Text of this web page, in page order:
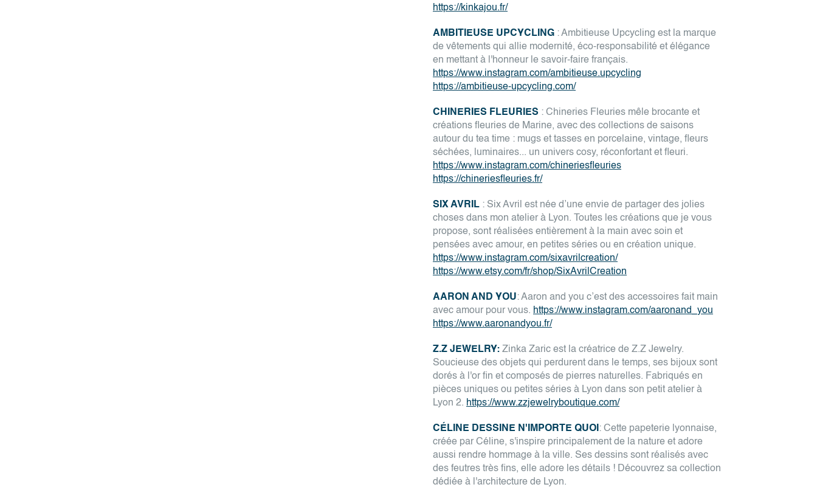
https://kinkajou.fr/
AMBITIEUSE UPCYCLING : Ambitieuse Upcycling est la marque
de vêtements qui allie modernité, éco-responsabilité et élégance
en mettant à l'honneur le savoir-faire français.
https://www.instagram.com/ambitieuse.upcycling
https://ambitieuse-upcycling.com/
CHINERIES FLEURIES : Chineries Fleuries mêle brocante et
créations fleuries de Marine, avec des collections de saisons
autour du tea time : mugs et tasses en porcelaine, vintage, fleurs
séchées, luminaires... un univers cosy, réconfortant et fleuri.
https://www.instagram.com/chineriesfleuries
https://chineriesfleuries.fr/
SIX AVRIL : Six Avril est née d’une envie de partager des jolies
choses dans mon atelier à Lyon. Toutes les créations que je vous
propose, sont réalisées entièrement à la main avec soin et
pensées avec amour, en petites séries ou en création unique.
https://www.instagram.com/sixavrilcreation/
https://www.etsy.com/fr/shop/SixAvrilCreation
AARON AND YOU: Aaron and you c’est des accessoires fait main
avec amour pour vous. https://www.instagram.com/aaronand_you
https://www.aaronandyou.fr/
Z.Z JEWELRY: Zinka Zaric est la créatrice de Z.Z Jewelry.
Soucieuse des objets qui perdurent dans le temps, ses bijoux sont
dorés à l'or fin et composés de pierres naturelles. Fabriqués en
pièces uniques ou petites séries à Lyon dans son petit atelier à
Lyon 2. https://www.zzjewelryboutique.com/
CÉLINE DESSINE N'IMPORTE QUOI : Cette papeterie lyonnaise,
créée par Céline, s'inspire principalement de la nature et adore
aussi rendre hommage à la ville. Ses dessins sont réalisés avec
des feutres très fins, elle adore les détails ! Découvrez sa collection
dédiée à l'architecture de Lyon.